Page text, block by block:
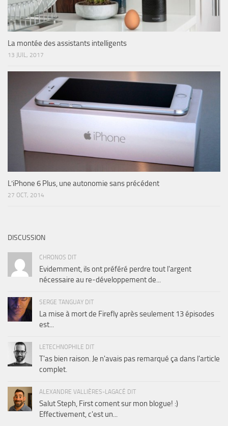
La montée des assistants intelligents
13 JUIL, 2017
L’iPhone 6 Plus, une autonomie sans précédent
27 OCT, 2014
DISCUSSION
CHRONOS DIT
Evidemment, ils ont préféré perdre tout l'argent
nécessaire au re-développement de...
SERGE TANGUAY DIT
La mise à mort de Firefly après seulement 13 épisodes
est...
LETECHNOPHILE DIT
T'as bien raison. Je n'avais pas remarqué ça dans l'article
complet.
ALEXANDRE VALLIÈRES-LAGACÉ DIT
Salut Steph, First coment sur mon blogue! :)
Effectivement, c'est un...